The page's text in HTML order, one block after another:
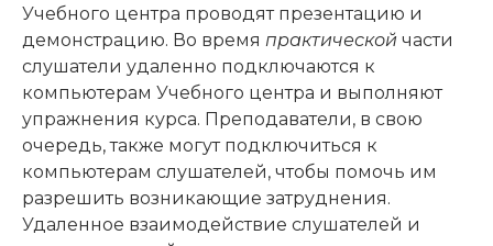
Учебного центра проводят презентацию и
демонстрацию. Во время практической части
слушатели удаленно подключаются к
компьютерам Учебного центра и выполняют
упражнения курса. Преподаватели, в свою
очередь, также могут подключиться к
компьютерам слушателей, чтобы помочь им
разрешить возникающие затруднения.
Удаленное взаимодействие слушателей и